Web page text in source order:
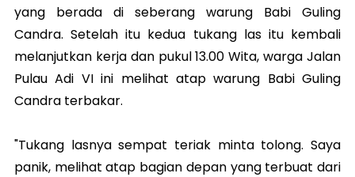
yang berada di seberang warung Babi Guling
Candra. Setelah itu kedua tukang las itu kembali
melanjutkan kerja dan pukul 13.00 Wita, warga Jalan
Pulau Adi VI ini melihat atap warung Babi Guling
Candra terbakar.
"Tukang lasnya sempat teriak minta tolong. Saya
panik, melihat atap bagian depan yang terbuat dari